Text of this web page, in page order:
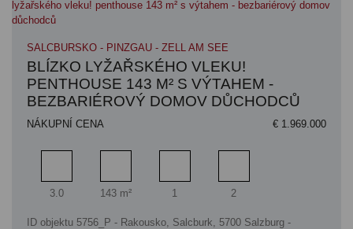
SALCBURSKO - PINZGAU - ZELL AM SEE
BLÍZKO LYŽAŘSKÉHO VLEKU!
PENTHOUSE 143 M² S VÝTAHEM -
BEZBARIÉROVÝ DOMOV DŮCHODCŮ
NÁKUPNÍ CENA € 1.969.000
Pokoj
3.0
Obytný prostor
143 m²
Koupelna
1
Ložnice
2
ID objektu 5756_P - Rakousko, Salcburk, 5700 Salzburg -